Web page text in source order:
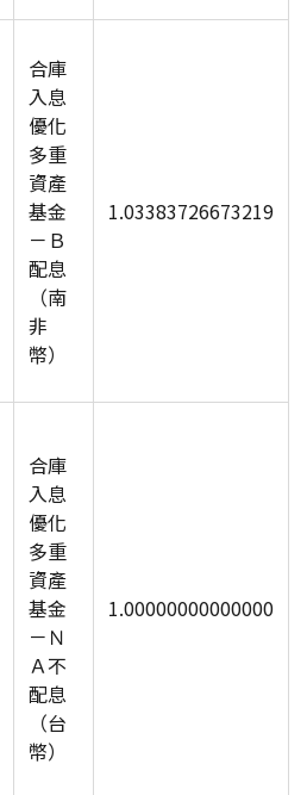
合庫
入息
優化
多重
資產
基金
－Ｂ
配息
（南
非
幣）
1.03383726673219
合庫
入息
優化
多重
資產
基金
－Ｎ
Ａ不
配息
（台
幣）
1.00000000000000